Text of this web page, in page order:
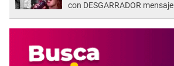
con DESGARRADOR mensaje